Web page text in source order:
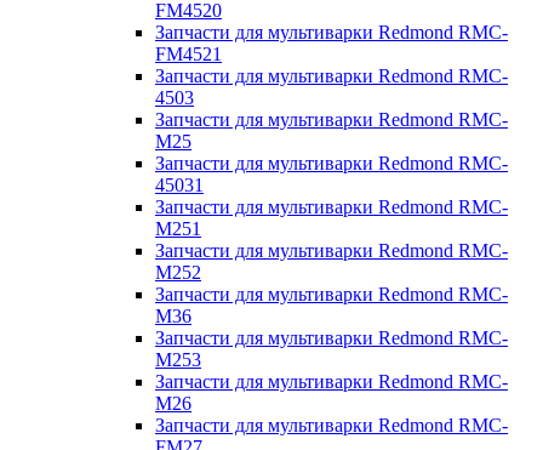
FM4520
Запчасти для мультиварки Redmond RMC-
FM4521
Запчасти для мультиварки Redmond RMC-
4503
Запчасти для мультиварки Redmond RMC-
M25
Запчасти для мультиварки Redmond RMC-
45031
Запчасти для мультиварки Redmond RMC-
M251
Запчасти для мультиварки Redmond RMC-
M252
Запчасти для мультиварки Redmond RMC-
M36
Запчасти для мультиварки Redmond RMC-
M253
Запчасти для мультиварки Redmond RMC-
M26
Запчасти для мультиварки Redmond RMC-